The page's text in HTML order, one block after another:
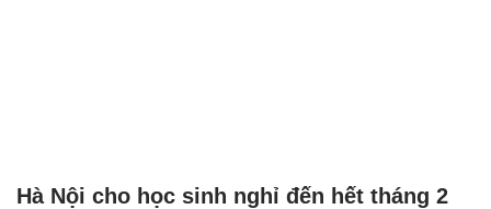
Hà Nội cho học sinh nghỉ đến hết tháng 2